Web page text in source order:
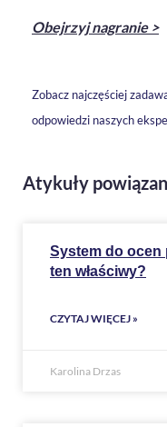
Obejrzyj nagranie >
Zobacz najczęściej
odpowiedzi naszych
Atykuły
System do ocen
ten właściwy?
CZYTAJ WIĘCEJ »
Karolina Drzas